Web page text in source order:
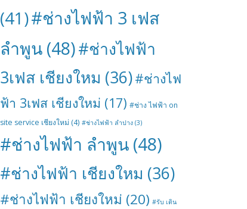
(41)#ช่างไฟฟ้า 3 เฟส
ลำพูน (48)#ช่างไฟฟ้า
3เฟส เชียงใหม (36)#ช่างไฟ
ฟ้า 3เฟส เชียงใหม่ (17) #ช่าง ไฟฟ้า on
site service เชียงใหม่ (4) #ช่างไฟฟ้า ลำปาง (3)
#ช่างไฟฟ้า ลำพูน (48)
#ช่างไฟฟ้า เชียงใหม (36)
#ช่างไฟฟ้า เชียงใหม่ (20) #รับ เดิน